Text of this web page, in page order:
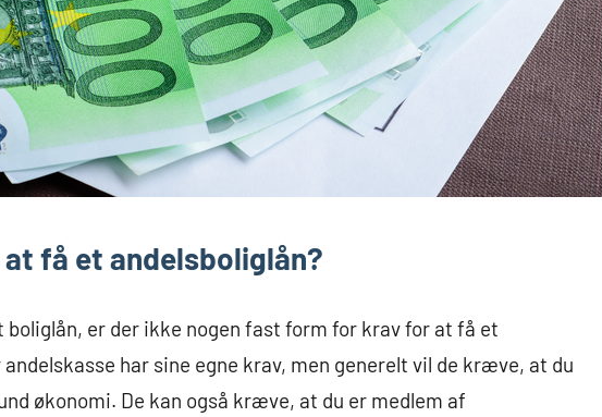
få et andelsboliglån?
er der ikke nogen fast form for krav for at få et
har sine egne krav, men generelt vil de kræve, at du
økonomi. De kan også kræve, at du er medlem af